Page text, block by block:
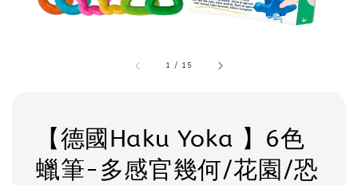
1 / 15
【德國Haku Yoka 】6色
蠟筆-多感官幾何/花園/恐